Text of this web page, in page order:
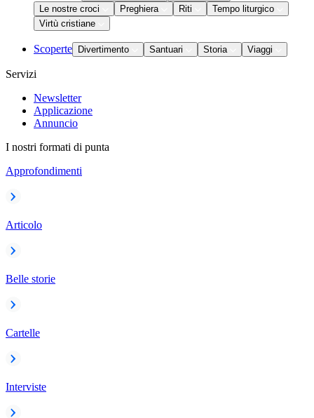
Le nostre croci
Preghiera Riti
Tempo liturgico
Virtù cristiane
Scoperte Divertimento Santuari Storia Viaggi
Servizi
Newsletter
Applicazione
Annuncio
I nostri formati di punta
Approfondimenti
Articolo
Belle storie
Cartelle
Interviste